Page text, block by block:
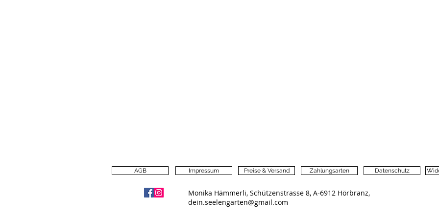
AGB Impressum Preise & Versand Zahlungsarten Datenschutz
Monika Hämmerli, Schützenstrasse 8, A-6912 Hörbranz,
dein.seelengarten@gmail.com